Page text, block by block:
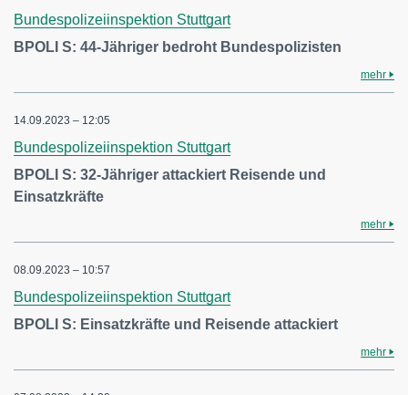
Bundespolizeiinspektion Stuttgart
BPOLI S: 44-Jähriger bedroht Bundespolizisten
mehr
14.09.2023 – 12:05
Bundespolizeiinspektion Stuttgart
BPOLI S: 32-Jähriger attackiert Reisende und
Einsatzkräfte
mehr
08.09.2023 – 10:57
Bundespolizeiinspektion Stuttgart
BPOLI S: Einsatzkräfte und Reisende attackiert
mehr